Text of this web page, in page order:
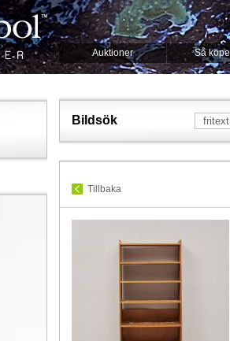
Auktioner Så
Bildsök
Tillbaka